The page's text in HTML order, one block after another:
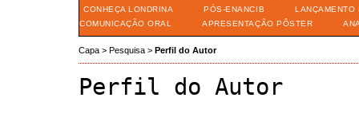
CONHEÇA LONDRINA
PÓS-ENANCIB
LANÇAMENTO
COMUNICAÇÃO ORAL
APRESENTAÇÃO PÔSTER
Capa > Pesquisa > Perfil do Autor
Perfil do Autor